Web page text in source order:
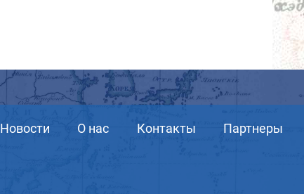
Новости О нас Контакты Партнеры